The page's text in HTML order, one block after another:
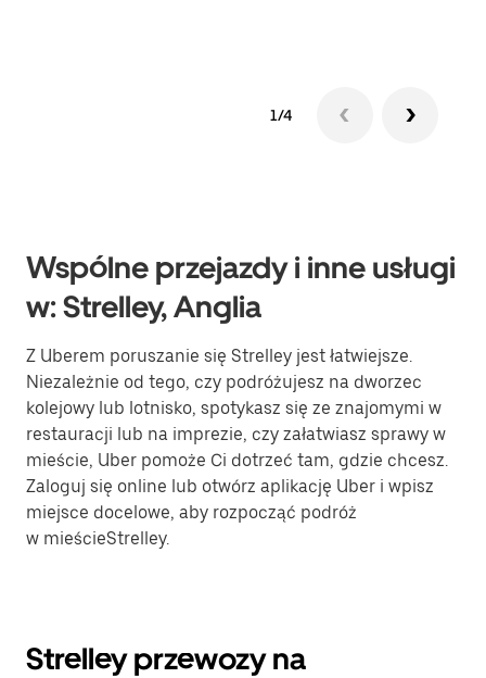
1/4
Wspólne przejazdy i inne usługi
w: Strelley, Anglia
Z Uberem poruszanie się Strelley jest łatwiejsze.
Niezależnie od tego, czy podróżujesz na dworzec
kolejowy lub lotnisko, spotykasz się ze znajomymi w
restauracji lub na imprezie, czy załatwiasz sprawy w
mieście, Uber pomoże Ci dotrzeć tam, gdzie chcesz.
Zaloguj się online lub otwórz aplikację Uber i wpisz
miejsce docelowe, aby rozpocząć podróż
w mieścieStrelley.
Strelley przewozy na